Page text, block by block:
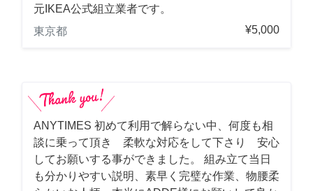
元IKEA公式組立業者です。
東京都
¥5,000
ANYTIMES 初めて利用で解らない中、何度も相
談に乗って頂き 柔軟な対応をして下さり 安心
してお願いする事ができました。 組み立て当日
も分かりやすい説明、素早く完璧な作業、物腰柔